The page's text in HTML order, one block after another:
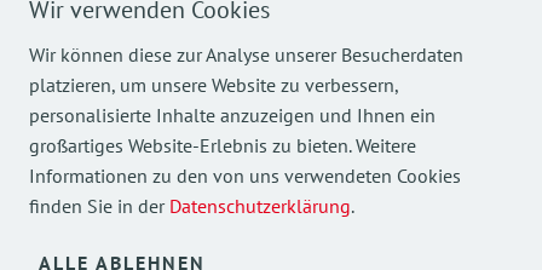
Wir verwenden Cookies
Wir können diese zur Analyse unserer Besucherdaten
platzieren, um unsere Website zu verbessern,
personalisierte Inhalte anzuzeigen und Ihnen ein
großartiges Website-Erlebnis zu bieten. Weitere
Informationen zu den von uns verwendeten Cookies
finden Sie in der Datenschutzerklärung.
ALLE ABLEHNEN
Über die Verarbeitung meiner personenbezogenen Daten
Mehr Einblicke in unsere Arbeit finden Sie auch auf
unseren Social Media Kanälen.